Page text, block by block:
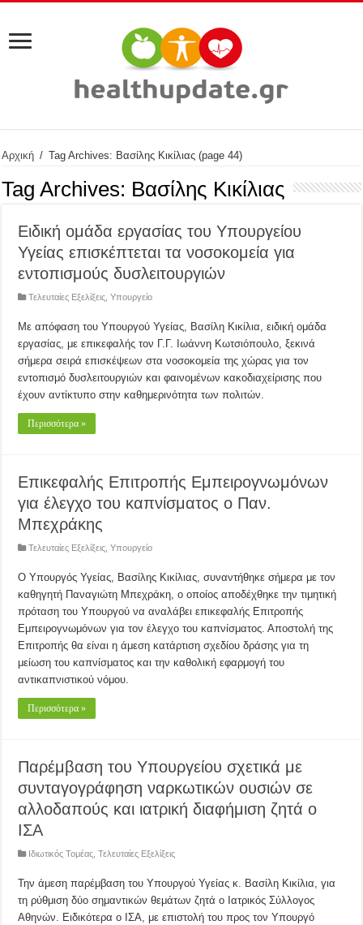
Αρχική / Tag Archives: Βασίλης Κικίλιας (page 44)
Tag Archives: Βασίλης Κικίλιας
Ειδική ομάδα εργασίας του Υπουργείου
Υγείας επισκέπτεται τα νοσοκομεία για
εντοπισμούς δυσλειτουργιών
Τελευταίες Εξελίξεις ,Υπουργείο
Με απόφαση του Υπουργού Υγείας, Βασίλη Κικίλια, ειδική ομάδα
εργασίας, με επικεφαλής τον Γ.Γ. Ιωάννη Κωτσιόπουλο, ξεκινά
σήμερα σειρά επισκέψεων στα νοσοκομεία της χώρας για τον
εντοπισμό δυσλειτουργιών και φαινομένων κακοδιαχείρισης που
έχουν αντίκτυπο στην καθημερινότητα των πολιτών.
Περισσότερα »
Eπικεφαλής Επιτροπής Εμπειρογνωμόνων
για έλεγχο του καπνίσματος ο Παν.
Μπεχράκης
Τελευταίες Εξελίξεις ,Υπουργείο
Ο Υπουργός Υγείας, Βασίλης Κικίλιας, συναντήθηκε σήμερα με τον
καθηγητή Παναγιώτη Μπεχράκη, ο οποίος αποδέχθηκε την τιμητική
πρόταση του Υπουργού να αναλάβει επικεφαλής Επιτροπής
Εμπειρογνωμόνων για τον έλεγχο του καπνίσματος. Αποστολή της
Επιτροπής θα είναι η άμεση κατάρτιση σχεδίου δράσης για τη
μείωση του καπνίσματος και την καθολική εφαρμογή του
αντικαπνιστικού νόμου.
Περισσότερα »
Παρέμβαση του Υπουργείου σχετικά με
συνταγογράφηση ναρκωτικών ουσιών σε
αλλοδαπούς και ιατρική διαφήμιση ζητά ο
ΙΣΑ
Ιδιωτικός Τομέας ,Τελευταίες Εξελίξεις
Την άμεση παρέμβαση του Υπουργού Υγείας κ. Βασίλη Κικίλια, για
τη ρύθμιση δύο σημαντικών θεμάτων ζητά ο Ιατρικός Σύλλογος
Αθηνών. Ειδικότερα ο ΙΣΑ, με επιστολή του προς τον Υπουργό